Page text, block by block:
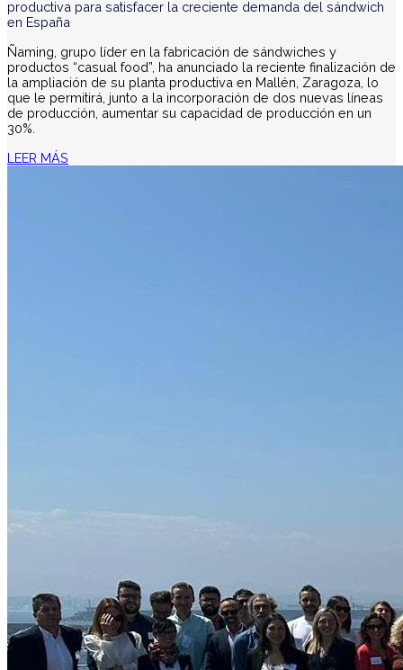
productiva para satisfacer la creciente demanda del sándwich
en España
Ñaming, grupo líder en la fabricación de sándwiches y
productos “casual food”, ha anunciado la reciente finalización de
la ampliación de su planta productiva en Mallén, Zaragoza, lo
que le permitirá, junto a la incorporación de dos nuevas líneas
de producción, aumentar su capacidad de producción en un
30%.
LEER MÁS